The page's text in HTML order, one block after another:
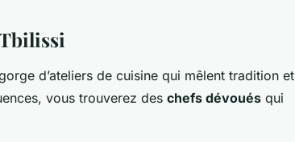
d’ateliers de cuisine qui mêlent tradition et
vous trouverez des chefs dévoués qui